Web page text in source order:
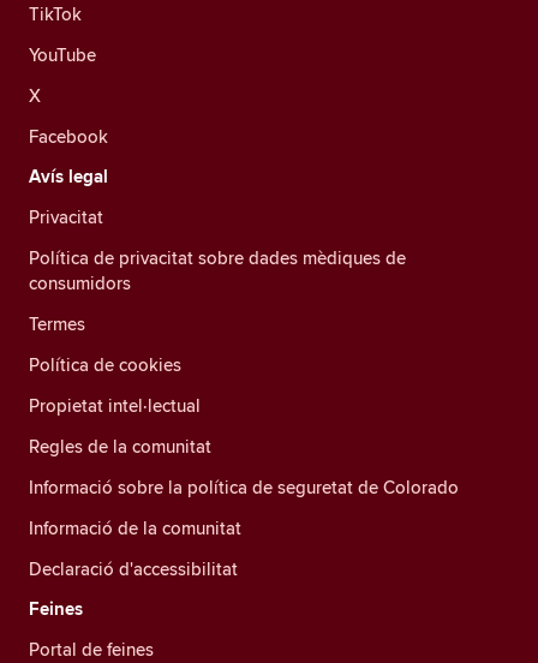
TikTok
YouTube
X
Facebook
Avís legal
Privacitat
Política de privacitat sobre dades mèdiques de
consumidors
Termes
Política de cookies
Propietat intel·lectual
Regles de la comunitat
Informació sobre la política de seguretat de Colorado
Informació de la comunitat
Declaració d'accessibilitat
Feines
Portal de feines